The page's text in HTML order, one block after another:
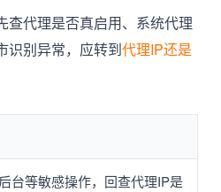
查代理是否真启用、系统代理
识别异常，应转到代理IP还是
台等敏感操作，回查代理IP是